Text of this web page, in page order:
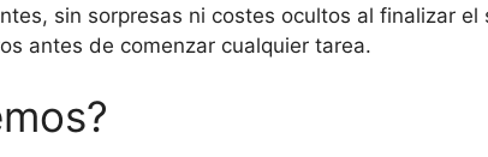
sin sorpresas ni costes ocultos al finalizar el
antes de comenzar cualquier tarea.